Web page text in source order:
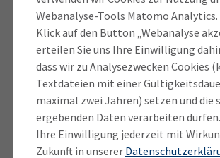
Webanalyse-Tools Matomo Analytics.
Klick auf den Button „Webanalyse
erteilen Sie uns Ihre Einwilligung
dass wir zu Analysezwecken Cookies
Textdateien mit einer
maximal zwei Jahren) setzen und die
ergebenden Daten verarbeiten
Ihre Einwilligung jederzeit mit
Zukunft in unserer
bewährtes Teamwork
Bayerns Innenminister Joachim
„bayerischen Weg“ – beraten statt
Keßler, Datenschutzbeauftragter der
formulierte es so: „Damit können wir
Bürokratiehürde Nummer 1